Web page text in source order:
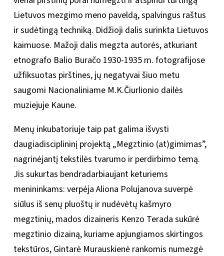
Lietuvos mezgimo meno paveldą, spalvingus raštus
ir sudėtingą techniką. Didžioji dalis surinkta Lietuvos
kaimuose. Mažoji dalis megzta autorės, atkuriant
etnografo Balio Buračo 1930-1935 m. fotografijose
užfiksuotas pirštines, jų negatyvai šiuo metu
saugomi Nacionaliniame M.K.Čiurlionio dailės
muziejuje Kaune.
Menų inkubatoriuje taip pat galima išvysti
daugiadisciplininį projektą „Megztinio (at)gimimas”,
nagrinėjantį tekstilės tvarumo ir perdirbimo temą.
Jis sukurtas bendradarbiaujant keturiems
menininkams: verpėja Aliona Polujanova suverpė
siūlus iš senų pluoštų ir nudėvėtų kašmyro
megztinių, mados dizaineris Kenzo Terada sukūrė
megztinio dizainą, kuriame apjungiamos skirtingos
tekstūros, Gintarė Murauskienė rankomis numezgė